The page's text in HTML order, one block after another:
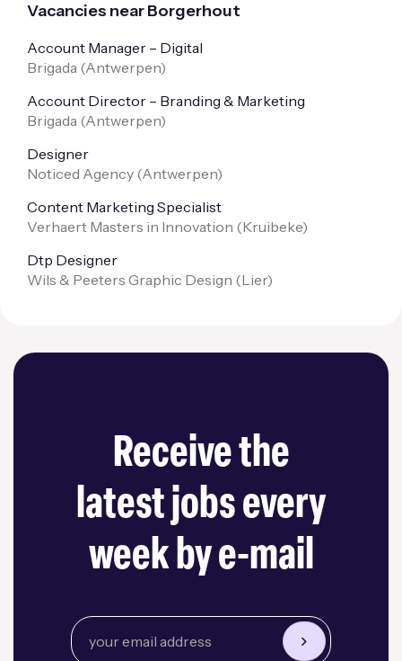
Vacancies near Borgerhout
Account Manager – Digital
Brigada (Antwerpen)
Account Director – Branding & Marketing
Brigada (Antwerpen)
Designer
Noticed Agency (Antwerpen)
Content Marketing Specialist
Verhaert Masters in Innovation (Kruibeke)
Dtp Designer
Wils & Peeters Graphic Design (Lier)
Receive the
latest jobs every
week by e-mail